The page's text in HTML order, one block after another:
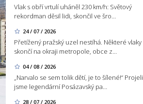
Vlak s obří vrtulí uháněl 230 km/h: Světový
rekordman děsil lidi, skončil ve šro…
24 / 07 / 2026
Přetížený pražský uzel nestíhá. Některé vlaky
skončí na okraji metropole, obce z…
04 / 08 / 2026
„Narvalo se sem tolik dětí, je to šílené!“ Projeli
jsme legendární Posázavský pa…
28 / 07 / 2026